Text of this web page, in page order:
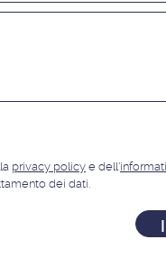
privacy policye dell'
dei dati.